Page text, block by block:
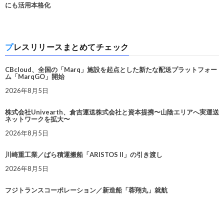
にも活用本格化
プレスリリースまとめてチェック
CBcloud、全国の「Marq」施設を起点とした新たな配送プラットフォー
ム「MarqGO」開始
2026年8月5日
株式会社Univearth、倉吉運送株式会社と資本提携〜山陰エリアへ実運送
ネットワークを拡大〜
2026年8月5日
川崎重工業／ばら積運搬船「ARISTOS II」の引き渡し
2026年8月5日
フジトランスコーポレーション／新造船「蓉翔丸」就航